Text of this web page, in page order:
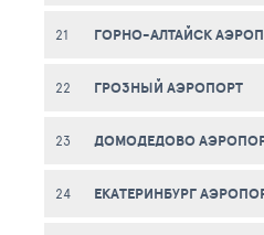
21 ГОРНО-АЛТАЙСК
22 ГРОЗНЫЙ АЭРОПОРТ
23 ДОМОДЕДОВО
24 ЕКАТЕРИНБУРГ